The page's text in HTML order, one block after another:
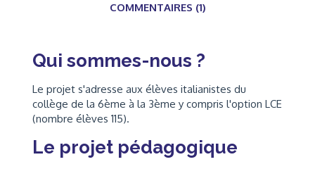
COMMENTAIRES (1)
Qui sommes-nous ?
Le projet s'adresse aux élèves italianistes du
collège de la 6ème à la 3ème y compris l'option LCE
(nombre élèves 115).
Le projet pédagogique